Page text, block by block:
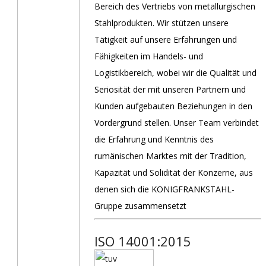
Bereich des Vertriebs von metallurgischen
Stahlprodukten. Wir stützen unsere
Tätigkeit auf unsere Erfahrungen und
Fähigkeiten im Handels- und
Logistikbereich, wobei wir die Qualität und
Seriosität der mit unseren Partnern und
Kunden aufgebauten Beziehungen in den
Vordergrund stellen. Unser Team verbindet
die Erfahrung und Kenntnis des
rumänischen Marktes mit der Tradition,
Kapazität und Solidität der Konzerne, aus
denen sich die KONIGFRANKSTAHL-
Gruppe zusammensetzt
ISO 14001:2015